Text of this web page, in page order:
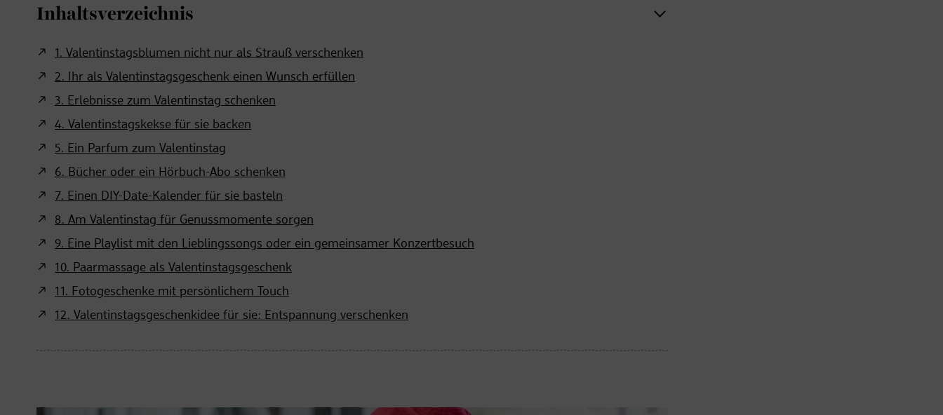
Inhaltsverzeichnis
1. Valentinstagsblumen nicht nur als Strauß verschenken
2. Ihr als Valentinstagsgeschenk einen Wunsch erfüllen
3. Erlebnisse zum Valentinstag schenken
4. Valentinstagskekse für sie backen
5. Ein Parfum zum Valentinstag
6. Bücher oder ein Hörbuch-Abo schenken
7. Einen DIY-Date-Kalender für sie basteln
8. Am Valentinstag für Genussmomente sorgen
9. Eine Playlist mit den Lieblingssongs oder ein gemeinsamer Konzertbesuch
10. Paarmassage als Valentinstagsgeschenk
11. Fotogeschenke mit persönlichem Touch
12. Valentinstagsgeschenkidee für sie: Entspannung verschenken